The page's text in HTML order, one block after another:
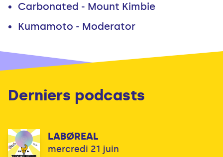
Carbonated - Mount Kimbie
Kumamoto - Moderator
Derniers podcasts
LABØREAL
mercredi 21 juin